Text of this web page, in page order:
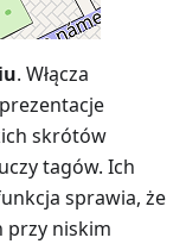
. Włącza
skrótów
tagów. Ich
sprawia, że
przy niskim